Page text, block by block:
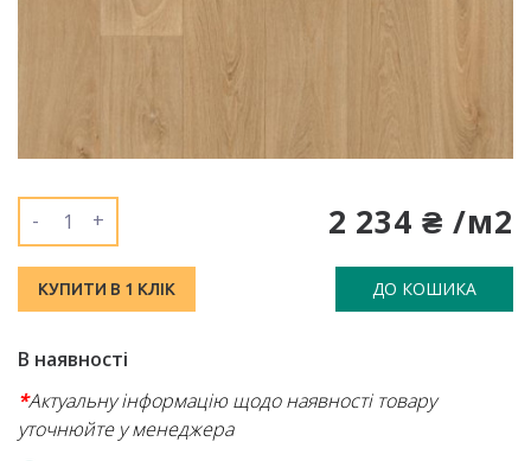
2 234 ₴ /м2
- +
КУПИТИ В 1 КЛІК ДО КОШИКА
В наявності
*Актуальну інформацію щодо наявності товару
уточнюйте у менеджера